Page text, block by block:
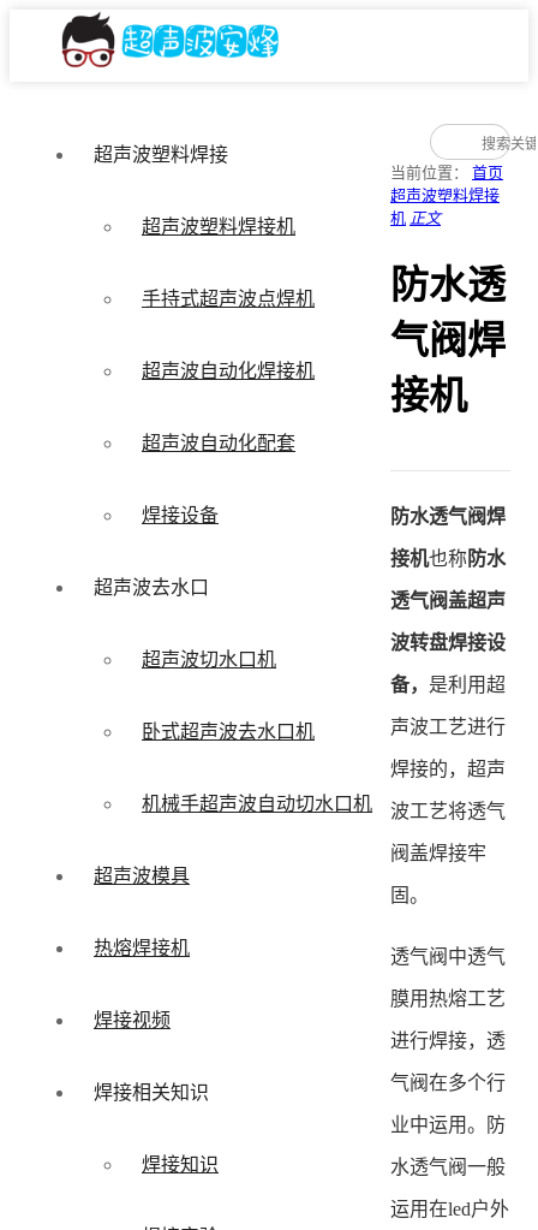
超声波塑料焊接
超声波塑料焊接机
手持式超声波点焊机
超声波自动化焊接机
超声波自动化配套
焊接设备
超声波去水口
超声波切水口机
卧式超声波去水口机
机械手超声波自动切水口机
超声波模具
热熔焊接机
焊接视频
焊接相关知识
焊接知识
当前位置： 首页
超声波塑料焊接
机 正文
防水透
气阀焊
接机
防水透气阀焊
接机也称防水
透气阀盖超声
波转盘焊接设
备， 是利用超
声波工艺进行
焊接的，超声
波工艺将透气
阀盖焊接牢
固。
透气阀中透气
膜用热熔工艺
进行焊接，透
气阀在多个行
业中运用。防
水透气阀一般
运用在led户外